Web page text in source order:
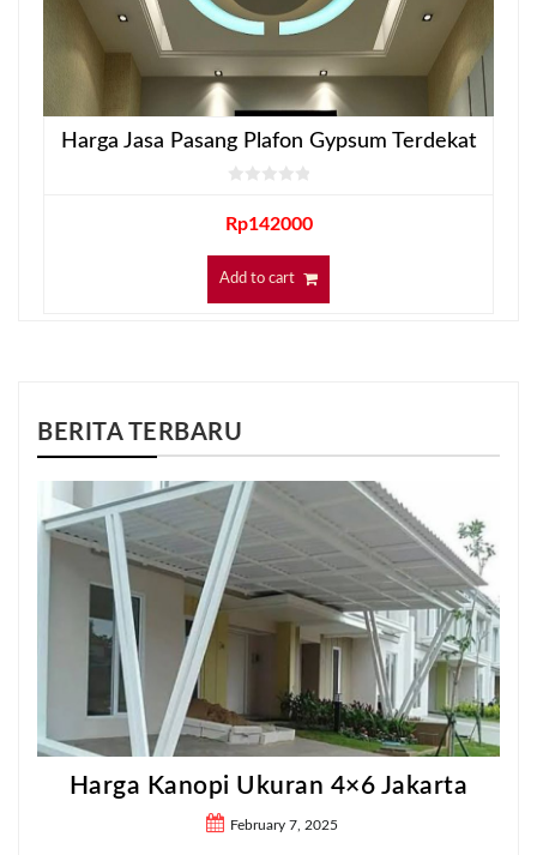
Harga Jasa Pasang Plafon Gypsum Terdekat
Rp142000
Add to cart
BERITA TERBARU
Harga Kanopi Ukuran 4×6 Jakarta
February 7, 2025